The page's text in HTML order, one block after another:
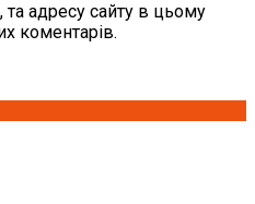
та адресу сайту в цьому
коментарів.